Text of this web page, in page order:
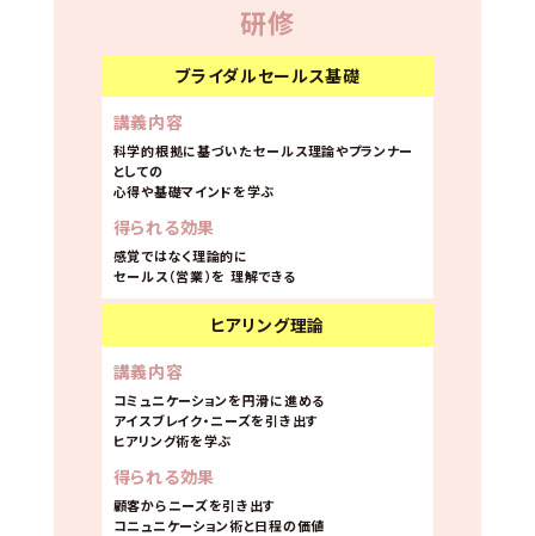
研修
ブライダルセールス基礎
講義内容
科学的根拠に基づいたセールス理論やプランナー
としての
心得や基礎マインドを学ぶ
得られる効果
感覚ではなく理論的に
セールス（営業）を 理解できる
ヒアリング理論
講義内容
コミュニケーションを円滑に進める
アイスブレイク・ニーズを引き出す
ヒアリング術を学ぶ
得られる効果
顧客からニーズを引き出す
コニュニケーション術と日程の価値